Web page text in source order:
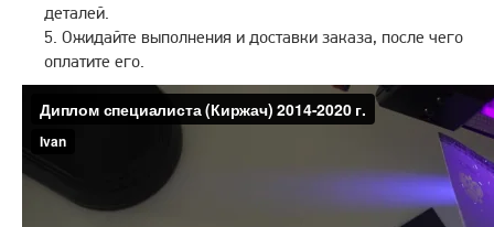
деталей.
Ожидайте выполнения и доставки заказа, после чего
оплатите его.